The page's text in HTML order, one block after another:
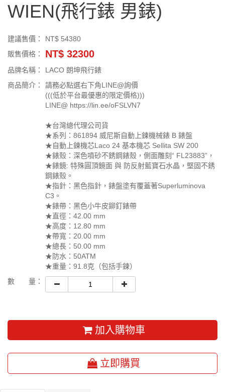
WIEN(飛行錶 男錶)
建議售價：
NT$ 54380
販售價格：
NT$ 32300
品牌名稱：
LACO 朗坤飛行錶
商品簡介：
請務必點選右下角LINE@詢價
(((低於平台最優惠的限定價格)))
LINE@ https://lin.ee/oFSLVN7
★台灣總代理公司貨
★系列：861894 威尼斯自動上鍊機械錶 B 錶盤
★自動上鍊機芯Laco 24 基本機芯 Sellita SW 200
★錶殼：深色噴砂不銹鋼錶殼，側面雕刻“ FL23883”，
★錶鏡: 特殊圓頂鏡面 與 防反射藍寶石水晶，堅固不銹
鋼錶殼。
★指針：黑色指針，錶盤塗有覆蓋著Superluminova
C3。
★錶帶：黑色小牛皮鉚釘錶帶
★直徑：42.00 mm
★高度：12.80 mm
★帶寬：20.00 mm
★總長：50.00 mm
★防水：50ATM
★重量：91.8克（包括手鍊）
數 量：
加入購物車
立即購買